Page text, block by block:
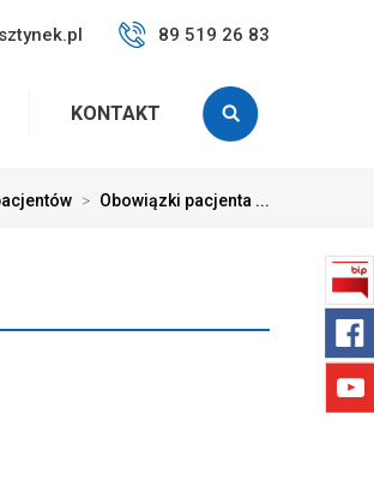
89 519 26 83
KONTAKT
> Obowiązki pacjenta ...